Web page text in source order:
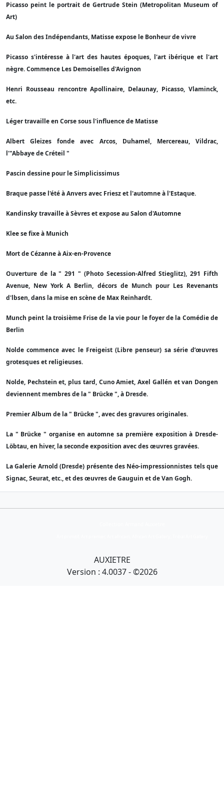
Picasso peint le portrait de Gertrude Stein (Metropolitan Museum of
Art)
Au Salon des Indépendants, Matisse expose le Bonheur de vivre
Picasso s'intéresse à l'art des hautes époques, l'art ibérique et l'art
nègre. Commence Les Demoiselles d'Avignon
Henri Rousseau rencontre Apollinaire, Delaunay, Picasso, Vlaminck,
etc.
Léger travaille en Corse sous l'influence de Matisse
Albert Gleizes fonde avec Arcos, Duhamel, Mercereau, Vildrac,
l'"Abbaye de Créteil "
Pascin dessine pour le Simplicissimus
Braque passe l'été à Anvers avec Friesz et l'automne à l'Estaque.
Kandinsky travaille à Sèvres et expose au Salon d'Automne
Klee se fixe à Munich
Mort de Cézanne à Aix-en-Provence
Ouverture de la " 291 " (Photo Secession-Alfred Stieglitz), 291 Fifth
Avenue, New York A Berlin, décors de Munch pour Les Revenants
d'lbsen, dans la mise en scène de Max Reinhardt.
Munch peint la troisième Frise de la vie pour le foyer de la Comédie de
Berlin
Nolde commence avec le Freigeist (Libre penseur) sa série d’œuvres
grotesques et religieuses.
Nolde, Pechstein et, plus tard, Cuno Amiet, Axel Gallén et van Dongen
deviennent membres de la " Brücke ", à Dresde.
Premier Album de la " Brücke ", avec des gravures originales.
La " Brücke " organise en automne sa première exposition à Dresde-
Löbtau, en hiver, la seconde exposition avec des œuvres gravées.
La Galerie Arnold (Dresde) présente des Néo-impressionnistes tels que
Signac, Seurat, etc., et des œuvres de Gauguin et de Van Gogh.
AUXIETRE
Version : 4.0037 - ©2026